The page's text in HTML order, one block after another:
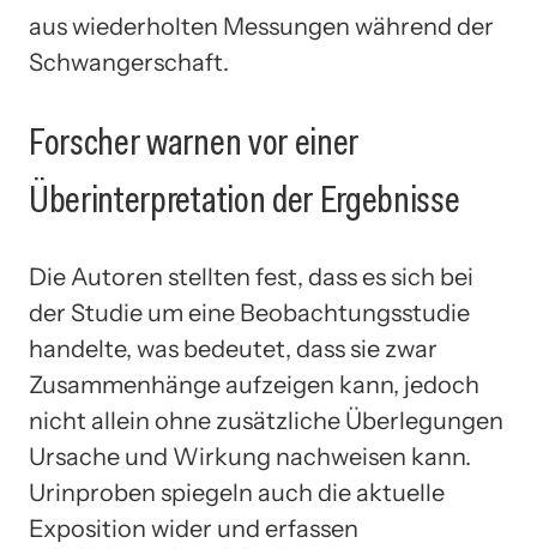
aus wiederholten Messungen während der
Schwangerschaft.
Forscher warnen vor einer
Überinterpretation der Ergebnisse
Die Autoren stellten fest, dass es sich bei
der Studie um eine Beobachtungsstudie
handelte, was bedeutet, dass sie zwar
Zusammenhänge aufzeigen kann, jedoch
nicht allein ohne zusätzliche Überlegungen
Ursache und Wirkung nachweisen kann.
Urinproben spiegeln auch die aktuelle
Exposition wider und erfassen